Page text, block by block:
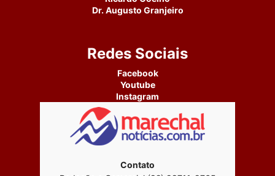
Dr. Augusto Granjeiro
Redes Sociais
Facebook
Youtube
Instagram
Contato